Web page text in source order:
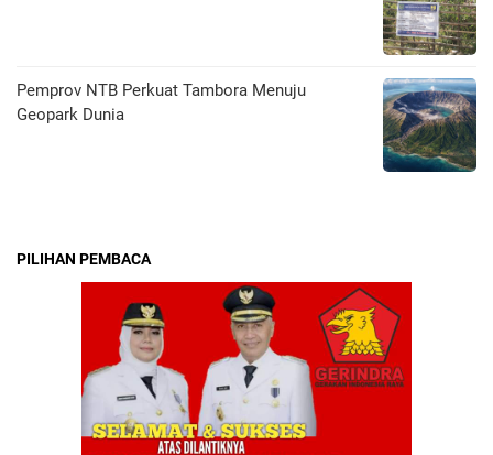
Pemprov NTB Perkuat Tambora Menuju
Geopark Dunia
PILIHAN PEMBACA